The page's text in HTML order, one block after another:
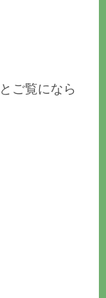
ご覧になら